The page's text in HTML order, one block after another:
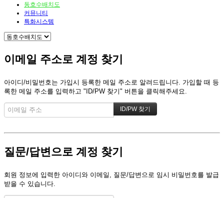
동호수배치도
커뮤니티
특화시스템
이메일 주소로 계정 찾기
아이디/비밀번호는 가입시 등록한 메일 주소로 알려드립니다. 가입할 때 등
록한 메일 주소를 입력하고 "ID/PW 찾기" 버튼을 클릭해주세요.
질문/답변으로 계정 찾기
회원 정보에 입력한 아이디와 이메일, 질문/답변으로 임시 비밀번호를 발급
받을 수 있습니다.